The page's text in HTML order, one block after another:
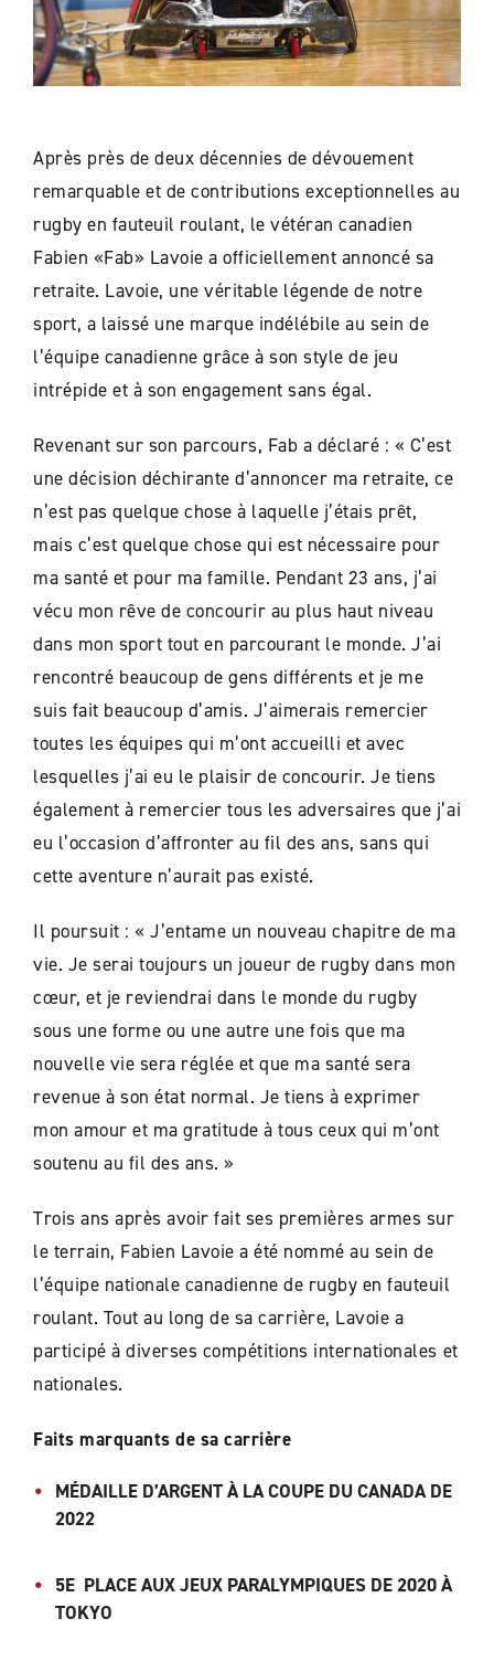
Après près de deux décennies de dévouement
remarquable et de contributions exceptionnelles au
rugby en fauteuil roulant, le vétéran canadien
Fabien «Fab» Lavoie a officiellement annoncé sa
retraite. Lavoie, une véritable légende de notre
sport, a laissé une marque indélébile au sein de
l’équipe canadienne grâce à son style de jeu
intrépide et à son engagement sans égal.
Revenant sur son parcours, Fab a déclaré : « C’est
une décision déchirante d’annoncer ma retraite, ce
n’est pas quelque chose à laquelle j’étais prêt,
mais c’est quelque chose qui est nécessaire pour
ma santé et pour ma famille. Pendant 23 ans, j’ai
vécu mon rêve de concourir au plus haut niveau
dans mon sport tout en parcourant le monde. J’ai
rencontré beaucoup de gens différents et je me
suis fait beaucoup d’amis. J’aimerais remercier
toutes les équipes qui m’ont accueilli et avec
lesquelles j’ai eu le plaisir de concourir. Je tiens
également à remercier tous les adversaires que j’ai
eu l’occasion d’affronter au fil des ans, sans qui
cette aventure n’aurait pas existé.
Il poursuit : « J’entame un nouveau chapitre de ma
vie. Je serai toujours un joueur de rugby dans mon
cœur, et je reviendrai dans le monde du rugby
sous une forme ou une autre une fois que ma
nouvelle vie sera réglée et que ma santé sera
revenue à son état normal. Je tiens à exprimer
mon amour et ma gratitude à tous ceux qui m’ont
soutenu au fil des ans. »
Trois ans après avoir fait ses premières armes sur
le terrain, Fabien Lavoie a été nommé au sein de
l’équipe nationale canadienne de rugby en fauteuil
roulant. Tout au long de sa carrière, Lavoie a
participé à diverses compétitions internationales et
nationales.
Faits marquants de sa carrière
MÉDAILLE D’ARGENT À LA COUPE DU CANADA DE
2022
5E PLACE AUX JEUX PARALYMPIQUES DE 2020 À
TOKYO